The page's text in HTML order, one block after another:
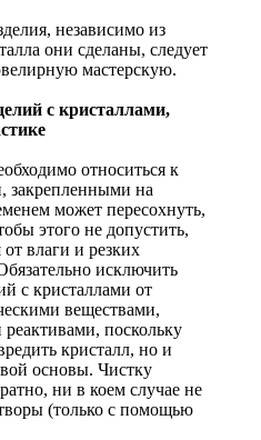
независимо из
они сделаны, следует
мастерскую.
с кристаллами,
относиться к
закрепленными на
может пересохнуть,
этого не допустить,
от влаги и резких
исключить
с кристаллами от
веществами,
поскольку
кристалл, но и
основы. Чистку
ни в коем случае не
(только с помощью